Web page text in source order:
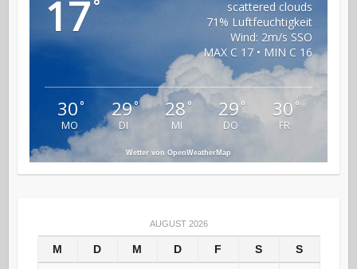
17°
scattered clouds
71% Luftfeuchtigkeit
Wind: 2m/s SSO
MAX C 17 • MIN C 16
30°
MO
29°
DI
28°
MI
29 °
DO
30 °
FR
Wetter von OpenWeatherMap
AUGUST 2026
M D M D F S S